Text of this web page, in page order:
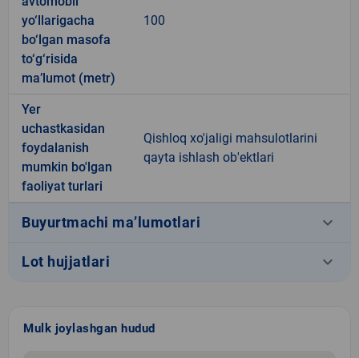
yo‘llarigacha
bo‘lgan masofa
to‘g‘risida
ma’lumot (metr)
100
Yer
uchastkasidan
foydalanish
mumkin bo'lgan
faoliyat turlari
Qishloq xo'jaligi mahsulotlarini
qayta ishlash ob'ektlari
Buyurtmachi ma’lumotlari keyboard_arrow_down
Lot hujjatlari keyboard_arrow_down
Mulk joylashgan hudud